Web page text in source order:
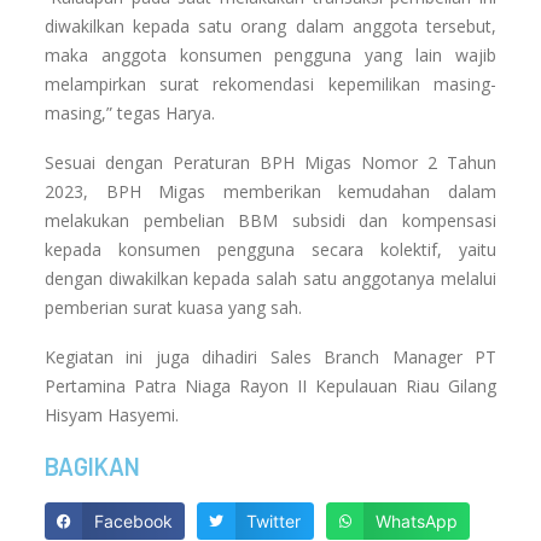
diwakilkan kepada satu orang dalam anggota tersebut,
maka anggota konsumen pengguna yang lain wajib
melampirkan surat rekomendasi kepemilikan masing-
masing,” tegas Harya.
Sesuai dengan Peraturan BPH Migas Nomor 2 Tahun
2023, BPH Migas memberikan kemudahan dalam
melakukan pembelian BBM subsidi dan kompensasi
kepada konsumen pengguna secara kolektif, yaitu
dengan diwakilkan kepada salah satu anggotanya melalui
pemberian surat kuasa yang sah.
Kegiatan ini juga dihadiri Sales Branch Manager PT
Pertamina Patra Niaga Rayon II Kepulauan Riau Gilang
Hisyam Hasyemi.
BAGIKAN
Facebook Twitter WhatsApp